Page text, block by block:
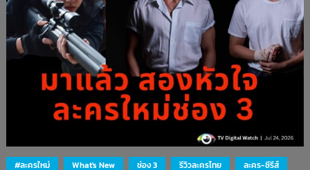
#ละครใหม่ What's New ช่อง 3 รีวิวละครไทย
ละคร-ซีรีส์